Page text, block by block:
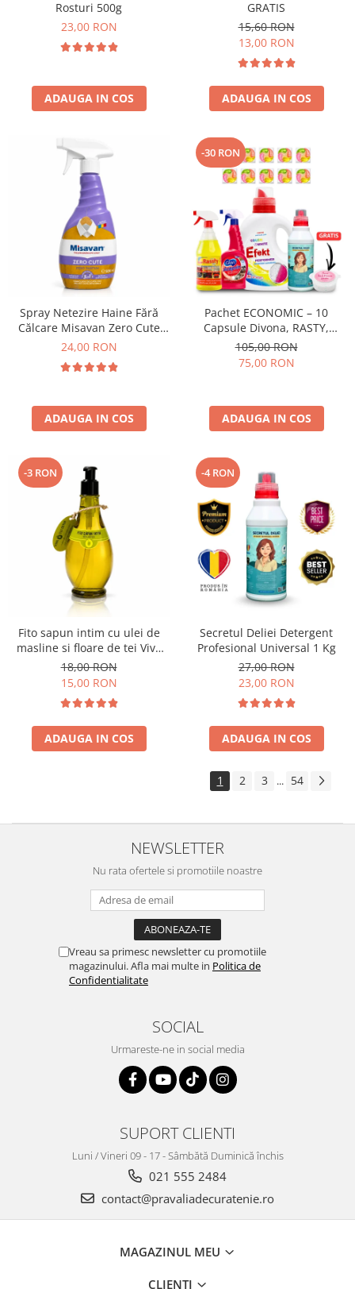
Rosturi 500g
23,00 RON
ADAUGA IN COS
GRATIS
15,60 RON
13,00 RON
ADAUGA IN COS
Spray Netezire Haine Fără
Călcare Misavan Zero Cute
Zero Parfum 500 ml
24,00 RON
ADAUGA IN COS
-30 RON
Pachet ECONOMIC – 10
Capsule Divona, RASTY,
ACEPRIN, Efekt, Secretul Deliei
+ Sare Inalbire GRATIS
105,00 RON
75,00 RON
ADAUGA IN COS
-3 RON
Fito sapun intim cu ulei de
masline si floare de tei Viva
Oliva 400 ml
18,00 RON
15,00 RON
ADAUGA IN COS
-4 RON
Secretul Deliei Detergent
Profesional Universal 1 Kg
27,00 RON
23,00 RON
ADAUGA IN COS
1 2 3 ... 54
NEWSLETTER
Nu rata ofertele si promotiile noastre
Vreau sa primesc newsletter cu promotiile
magazinului. Afla mai multe in Politica de
Confidentialitate
SOCIAL
Urmareste-ne in social media
SUPORT CLIENTI
Luni / Vineri 09 - 17 - Sâmbătă Duminică închis
021 555 2484
contact@pravaliadecuratenie.ro
MAGAZINUL MEU
CLIENTI